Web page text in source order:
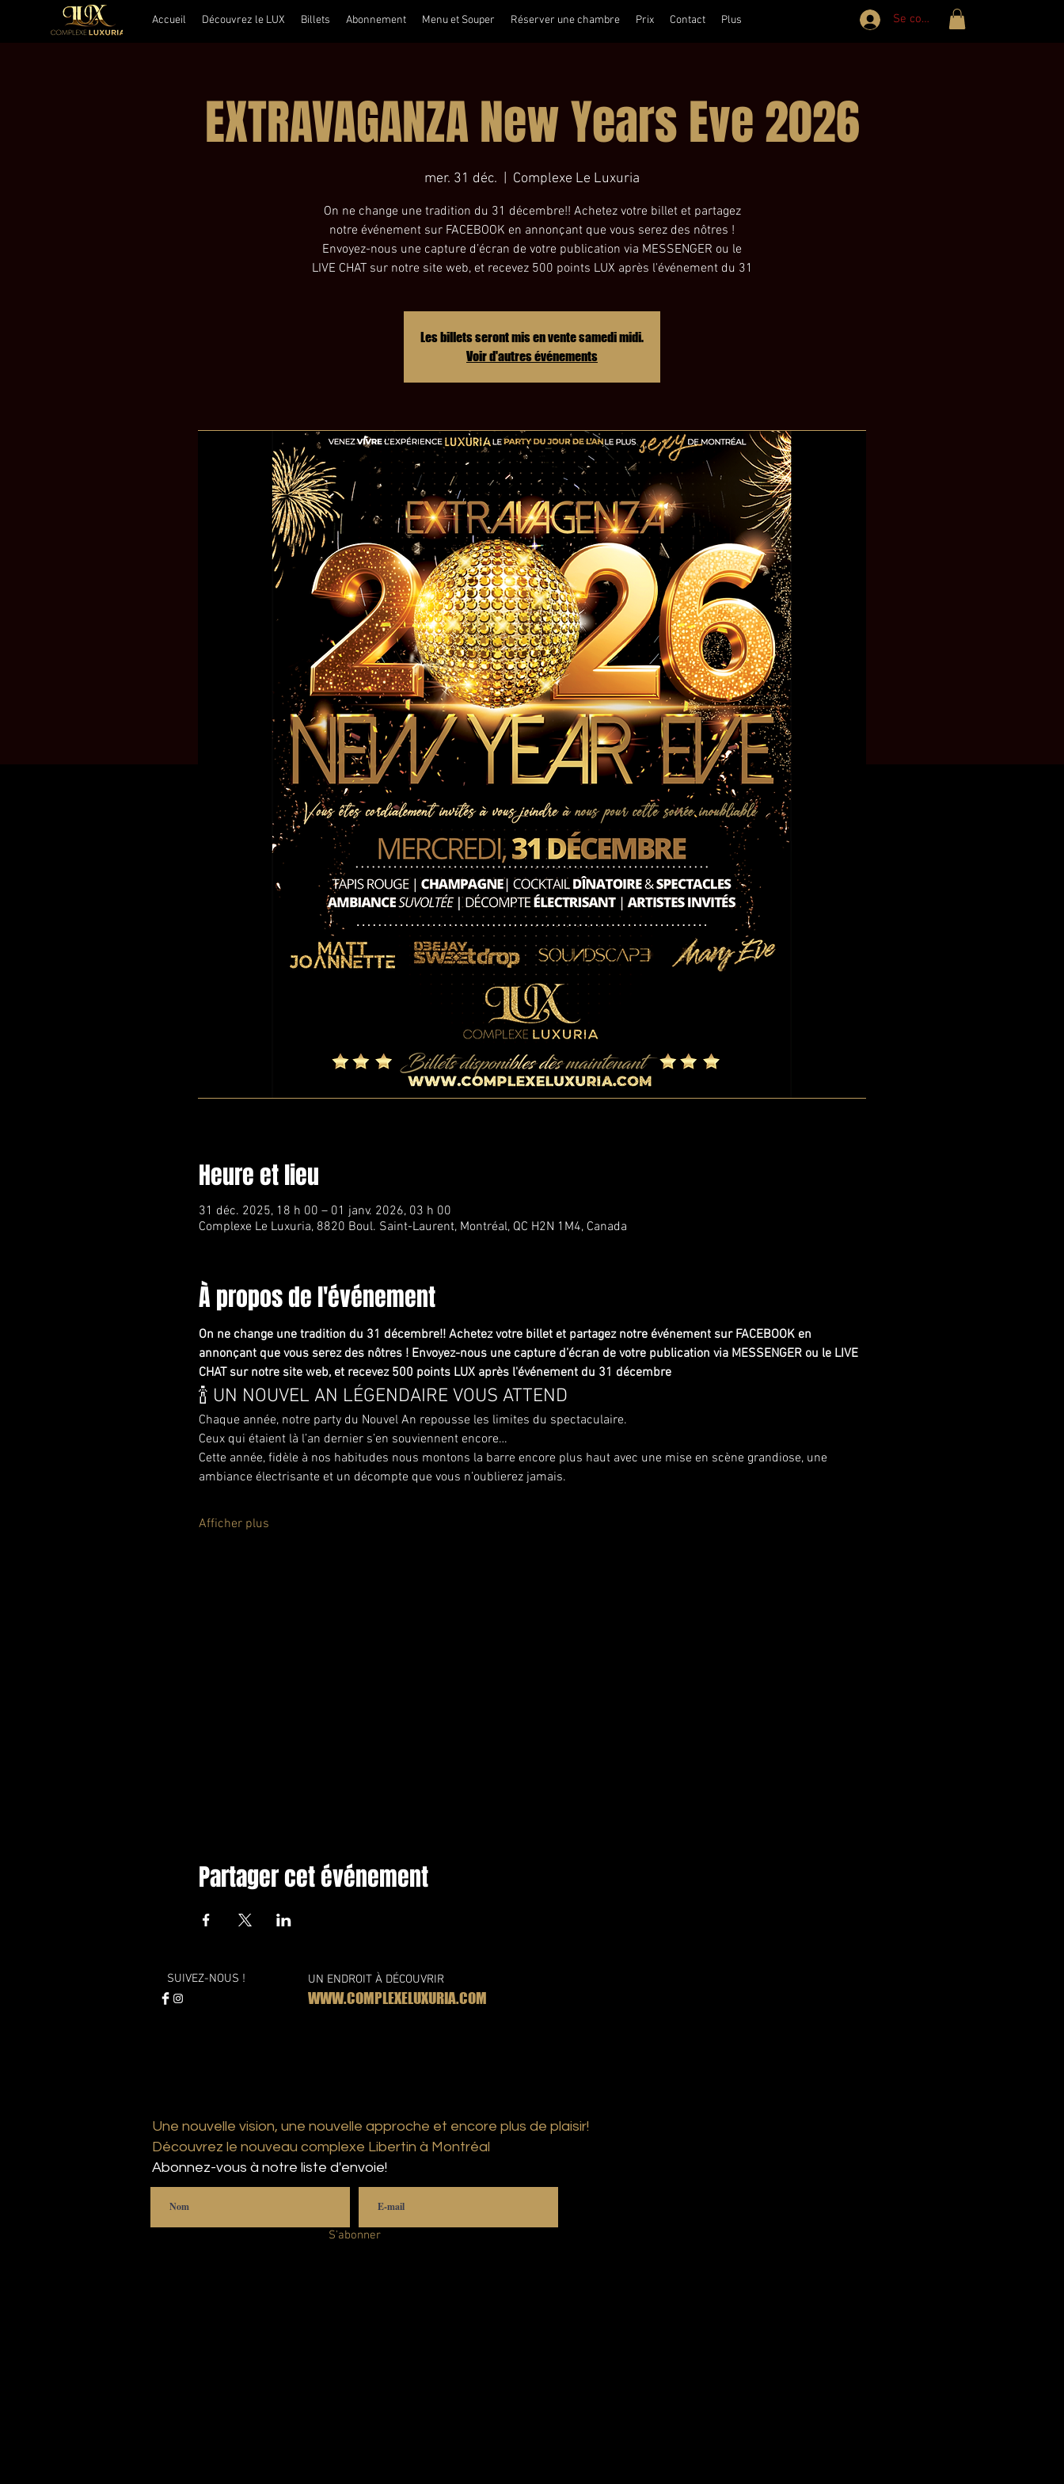
Accueil Découvrez le LUX Billets Abonnement Menu et Souper Réserver une chambre Prix Contact Plus Se connecter
EXTRAVAGANZA New Years Eve 2026
mer. 31 déc.
  |
Complexe Le Luxuria
On ne change une tradition du 31 décembre!! Achetez votre billet et partagez
notre événement sur FACEBOOK en annonçant que vous serez des nôtres !
Envoyez-nous une capture d’écran de votre publication via MESSENGER ou le
LIVE CHAT sur notre site web, et recevez 500 points LUX après l'événement du 31
Les billets seront mis en vente samedi midi.
Voir d'autres événements
Heure et lieu
31 déc. 2025, 18 h 00 – 01 janv. 2026, 03 h 00
Complexe Le Luxuria, 8820 Boul. Saint-Laurent, Montréal, QC H2N 1M4, Canada
À propos de l'événement
On ne change une tradition du 31 décembre!! Achetez votre billet et partagez notre événement sur FACEBOOK en
annonçant que vous serez des nôtres ! Envoyez-nous une capture d’écran de votre publication via MESSENGER ou le LIVE
CHAT sur notre site web, et recevez 500 points LUX après l'événement du 31 décembre
🍾 UN NOUVEL AN LÉGENDAIRE VOUS ATTEND
Chaque année, notre party du Nouvel An repousse les limites du spectaculaire.
Ceux qui étaient là l’an dernier s’en souviennent encore…
Cette année, fidèle à nos habitudes nous montons la barre encore plus haut avec une mise en scène grandiose, une
ambiance électrisante et un décompte que vous n’oublierez jamais.
Afficher plus
Partager cet événement
SUIVEZ-NOUS ! UN ENDROIT À DÉCOUVRIR
WWW.COMPLEXELUXURIA.COM
Une nouvelle vision, une nouvelle approche et encore plus de plaisir!
Découvrez le nouveau complexe Libertin à Montréal
Abonnez-vous à notre liste d'envoie!
S'abonner